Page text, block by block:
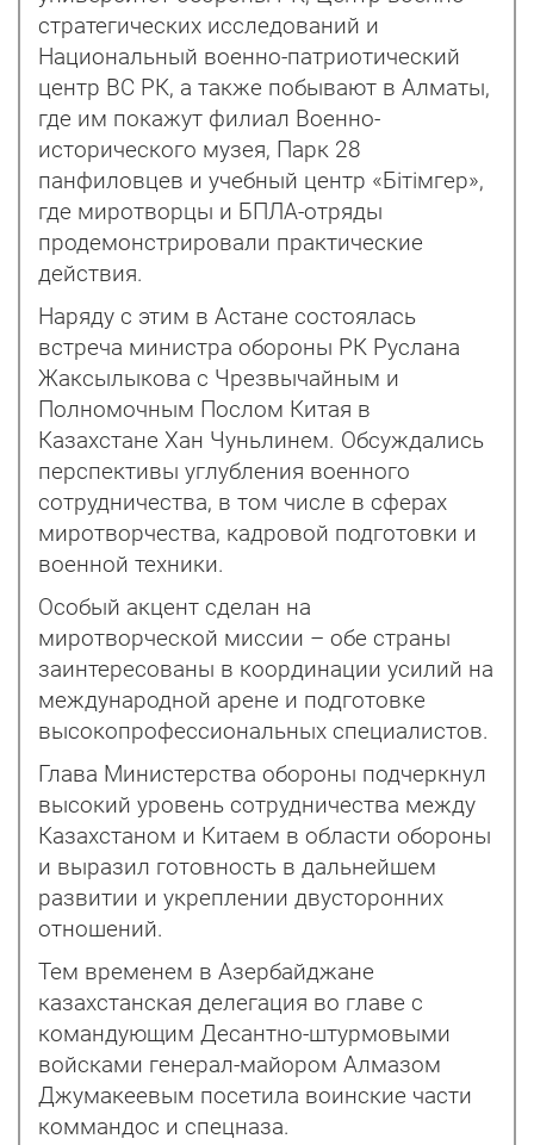
стратегических исследований и
Национальный военно-патриотический
центр ВС РК, а также побывают в Алматы,
где им покажут филиал Военно-
исторического музея, Парк 28
панфиловцев и учебный центр «Бітімгер»,
где миротворцы и БПЛА-отряды
продемонстрировали практические
действия.
Наряду с этим в Астане состоялась
встреча министра обороны РК Руслана
Жаксылыкова с Чрезвычайным и
Полномочным Послом Китая в
Казахстане Хан Чуньлинем. Обсуждались
перспективы углубления военного
сотрудничества, в том числе в сферах
миротворчества, кадровой подготовки и
военной техники.
Особый акцент сделан на
миротворческой миссии – обе страны
заинтересованы в координации усилий на
международной арене и подготовке
высокопрофессиональных специалистов.
Глава Министерства обороны подчеркнул
высокий уровень сотрудничества между
Казахстаном и Китаем в области обороны
и выразил готовность в дальнейшем
развитии и укреплении двусторонних
отношений.
Тем временем в Азербайджане
казахстанская делегация во главе с
командующим Десантно-штурмовыми
войсками генерал-майором Алмазом
Джумакеевым посетила воинские части
коммандос и спецназа.